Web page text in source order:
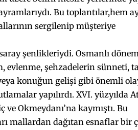
Bu toplantılar,hem
sergilenip müşteriye
şenlikleriydi. Osmanlı
evlenme, şehzade­lerin sünneti,
konuğun gelişi gibi önemli
yapılırdı. XVI. yüzyılda
Okmeydanı’na kay­mıştı. Bu
mallardan dağıtan esnaflar bir